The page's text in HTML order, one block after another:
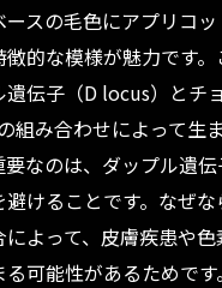
ースの毛色にアプリコ
徴的な模様が魅力です
遺伝子（D locus）とチ
組み合わせによって生
要なのは、ダップル遺
避けることです。なぜ
によって、皮膚疾患や
る可能性があるためで